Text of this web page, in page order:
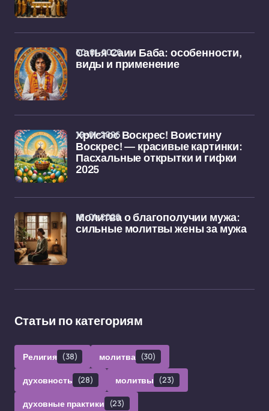
Сатья Саии Баба: особенности,
виды и применение
30-01-2026
Христос Воскрес! Воистину
Воскрес! — красивые картинки:
Пасхальные открытки и гифки
2025
19-01-2026
Молитва о благополучии мужа:
сильные молитвы жены за мужа
16-01-2026
Статьи по категориям
Религия (38) молитва (30)
духовность (28) молитвы (23)
духовные практики (23)